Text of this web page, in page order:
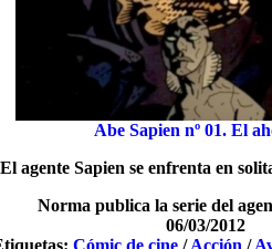
Abe Sapien nº 01. El
El agente Sapien se enfrenta en
Norma publica la serie del
06/03/2012